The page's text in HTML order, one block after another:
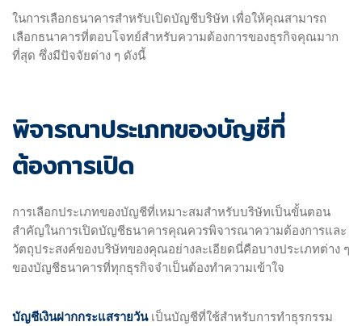
ในการเลือกธนาคารสำหรับเปิดบัญชีบริษัท เพื่อให้คุณสามารถ
เลือกธนาคารที่ตอบโจทย์สำหรับความต้องการของธุรกิจคุณมาก
ที่สุด ซึ่งมีปัจจัยต่าง ๆ ดังนี้
พิจารณาประเภทของบัญชีที่
ต้องการเปิด
การเลือกประเภทของบัญชีที่เหมาะสมสำหรับบริษัทเป็นขั้นตอน
สำคัญในการเปิดบัญชีธนาคารคุณควรพิจารณาความต้องการและ
วัตถุประสงค์ของบริษัทของคุณอย่างละเอียดนี่คือบางประเภทต่าง ๆ
ของบัญชีธนาคารที่ทุกธุรกิจจำเป็นต้องทำความเข้าใจ
บัญชีเงินฝากกระแสรายวัน เป็นบัญชีที่ใช้สำหรับการทำธุรกรรม